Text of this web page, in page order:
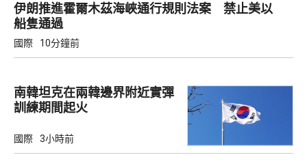
伊朗推進霍爾木茲海峽通行規則法案 禁止美以
船隻通過
國際 10分鐘前
南韓坦克在兩韓邊界附近實彈
訓練期間起火
國際 3小時前